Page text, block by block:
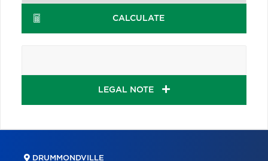
CALCULATE
LEGAL NOTE
DRUMMONDVILLE